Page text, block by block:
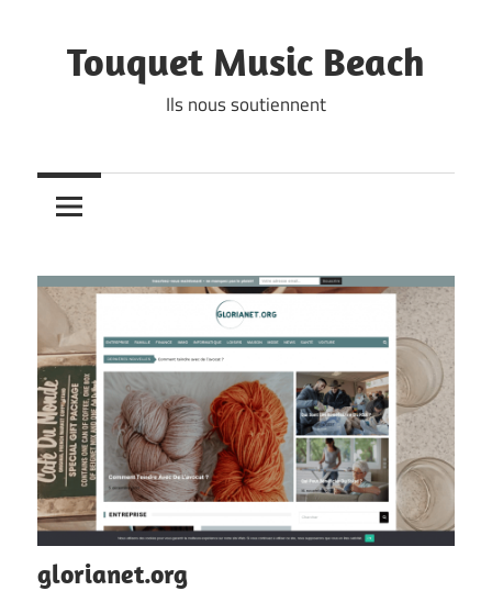
content
Touquet Music Beach
Ils nous soutiennent
glorianet.org